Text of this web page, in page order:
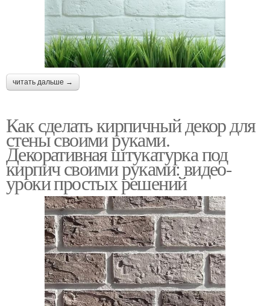
читать дальше →
Как сделать кирпичный декор для
стены своими руками.
Декоративная штукатурка под
кирпич своими руками: видео-
уроки простых решений